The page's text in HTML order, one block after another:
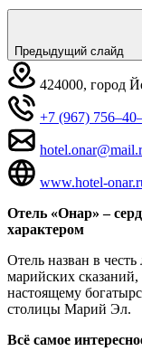
Предыдущий слайд
424000, город
+7 (967)
www.hotel-
Отель «Онар» –
характером
Отель назван в
марийских сказаний,
настоящему
столицы Марий Эл.
Всё самое